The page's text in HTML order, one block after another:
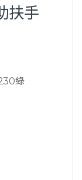
扶手
綠